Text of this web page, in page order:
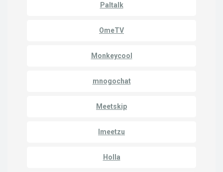
Paltalk
OmeTV
Monkeycool
mnogochat
Meetskip
Imeetzu
Holla